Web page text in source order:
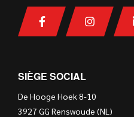
SIÈGE SOCIAL
De Hooge Hoek 8-10
3927 GG Renswoude (NL)